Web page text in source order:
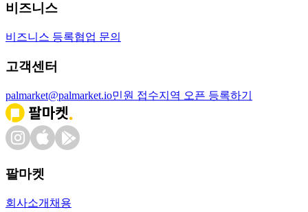
비즈니스
비즈니스 등록협업 문의
고객센터
palmarket@palmarket.io민원 접수지역 오픈 등록하기
팔마켓
회사소개 채용